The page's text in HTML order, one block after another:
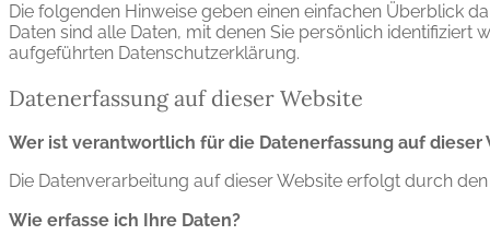
Die folgenden Hinweise geben einen einfachen Überblick
Daten sind alle Daten, mit denen Sie persönlich
aufgeführten Datenschutzerklärung.
Datenerfassung auf dieser Website
Wer ist verantwortlich für die Datenerfassung auf dieser
Die Datenverarbeitung auf dieser Website erfolgt durch
Wie erfasse ich Ihre Daten?